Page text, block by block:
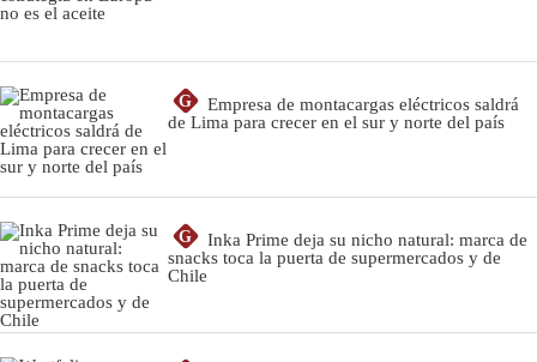
G
Empresa de montacargas eléctricos saldrá
de Lima para crecer en el sur y norte del país
G
Inka Prime deja su nicho natural: marca de
snacks toca la puerta de supermercados y de
Chile